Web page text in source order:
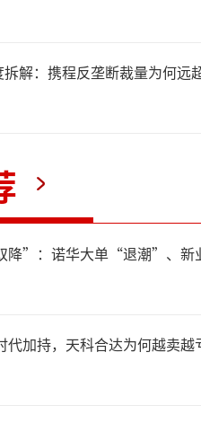
调整将为
而中国作
个亚太地区
Pablo
及非洲地
洲地区总
伴事务；
持续发展工
解：携程反垄断裁量为何远
降”：诺华大单“退潮”、
加持，天科合达为何越卖越